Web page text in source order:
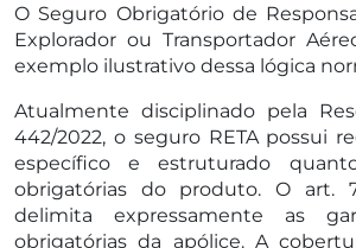
O Seguro Obrigatório de
Explorador ou Transportador
exemplo ilustrativo dessa lógica
Atualmente disciplinado pela
442/2022, o seguro RETA possui
específico e estruturado
obrigatórias do produto. O art.
delimita expressamente as
obrigatórias da apólice. A